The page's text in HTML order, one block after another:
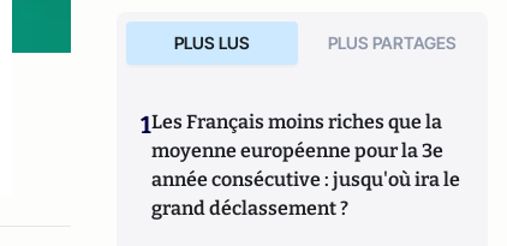
PLUS LUS PLUS PARTAGES
1Les Français moins riches que la
moyenne européenne pour la 3e
année consécutive : jusqu'où ira le
grand déclassement ?